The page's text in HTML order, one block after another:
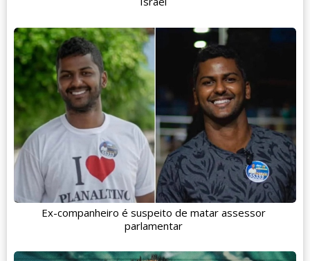
Ex-companheiro é suspeito de matar assessor
parlamentar